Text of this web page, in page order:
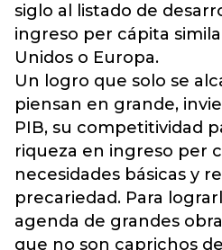
siglo al listado de
ingreso per cápita
Unidos o Europa.
Un logro que solo se
piensan en grande,
PIB, su competitividad
riqueza en ingreso per
necesidades básicas y
precariedad. Para
agenda de grandes
que no son caprichos